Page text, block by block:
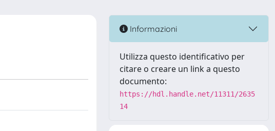
Informazioni
Utilizza questo identificativo per
citare o creare un link a questo
documento:
https://hdl.handle.net/11311/2635
14